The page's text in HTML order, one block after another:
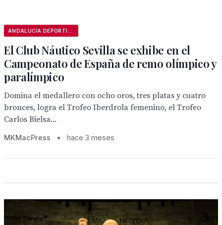
El Club Náutico Sevilla se exhibe en el
Campeonato de España de remo olímpico y
paralímpico
Domina el medallero con ocho oros, tres platas y cuatro
bronces, logra el Trofeo Iberdrola femenino, el Trofeo
Carlos Bielsa...
MKMacPress • hace 3 meses